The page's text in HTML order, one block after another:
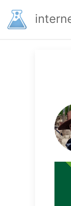
основному